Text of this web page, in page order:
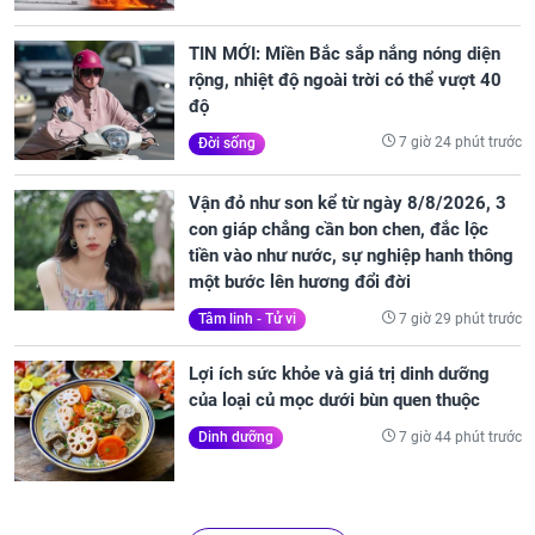
TIN MỚI: Miền Bắc sắp nắng nóng diện
rộng, nhiệt độ ngoài trời có thể vượt 40
độ
Đời sống 7 giờ 24 phút trước
Vận đỏ như son kể từ ngày 8/8/2026, 3
con giáp chẳng cần bon chen, đắc lộc
tiền vào như nước, sự nghiệp hanh thông
một bước lên hương đổi đời
Tâm linh - Tử vi 7 giờ 29 phút trước
Lợi ích sức khỏe và giá trị dinh dưỡng
của loại củ mọc dưới bùn quen thuộc
Dinh dưỡng 7 giờ 44 phút trước